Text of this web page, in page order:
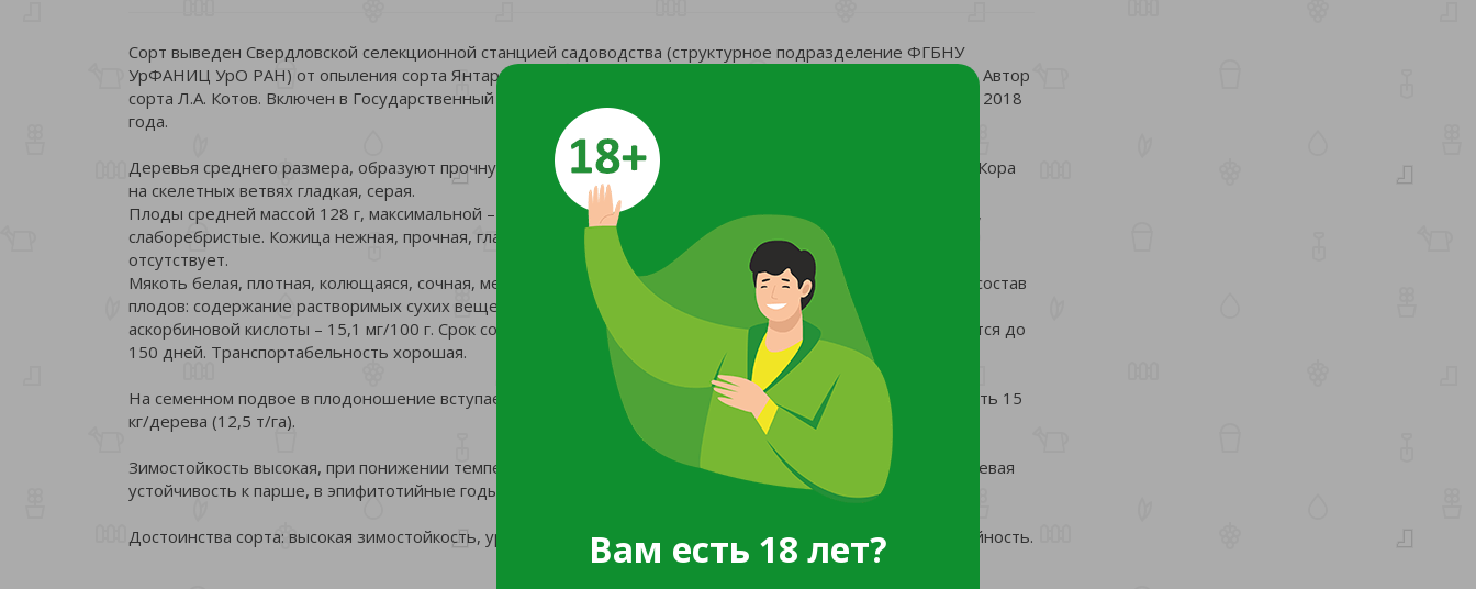
Вам есть 18 лет?
Сорт выведен Свердловской селекционной станцией садоводства (структурное подразделение ФГБНУ
УрФАНИЦ УрО РАН) от опыления сорта Янтарь смесью пыльцы сортов Оранжевое, Самоцвет, Звездочка. Автор
сорта Л.А. Котов. Включен в Государственный реестр селекционных достижений по Уральскому региону с 2018
года.
Деревья среднего размера, образуют прочную раскидистую крону, с тупыми углами отхождения ветвей. Кора
на скелетных ветвях гладкая, серая.
Плоды средней массой 128 г, максимальной – 205 г, средней одномерности, округлой правильной формы,
слаборебристые. Кожица нежная, прочная, гладкая, сухая. Основная окраска светло-желтая, покровная
отсутствует.
Мякоть белая, плотная, колющаяся, сочная, мелкозернистая, хорошего кисло-сладкого вкуса. Химический состав
плодов: содержание растворимых сухих веществ – 14,3 %, сахаров – 11,4 %, титруемых кислот – 0,9 %,
аскорбиновой кислоты – 15,1 мг/100 г. Срок созревания зимний, во второй декаде сентября, плоды хранятся до
150 дней. Транспортабельность хорошая.
На семенном подвое в плодоношение вступает на пятый-шестой год после прививки. Средняя урожайность 15
кг/дерева (12,5 т/га).
Зимостойкость высокая, при понижении температуры воздуха до ˗39,0 °С повреждений не отмечено. Полевая
устойчивость к парше, в эпифитотийные годы поражение до 1,0 балла.
Достоинства сорта: высокая зимостойкость, урожайность, высокая товарность плодов, регулярная урожайность.